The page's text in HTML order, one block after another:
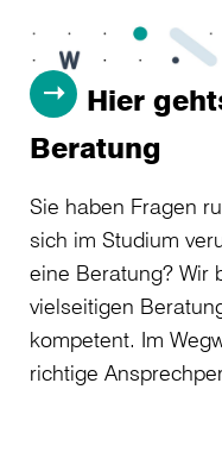
Hier
Beratung
Sie haben Fragen
sich im Studium
eine Beratung? Wir
vielseitigen
kompetent. Im
richtige